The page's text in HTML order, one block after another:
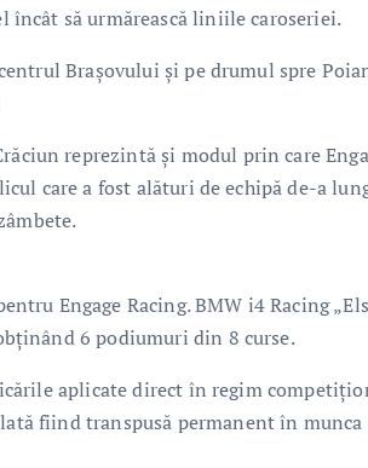
să urmărească liniile caroseriei.
Brașovului și pe drumul spre
reprezintă și modul prin care
care a fost alături de echipă de-a
Engage Racing. BMW i4 Racing
6 podiumuri din 8 curse.
aplicate direct în regim
fiind transpusă permanent în munca